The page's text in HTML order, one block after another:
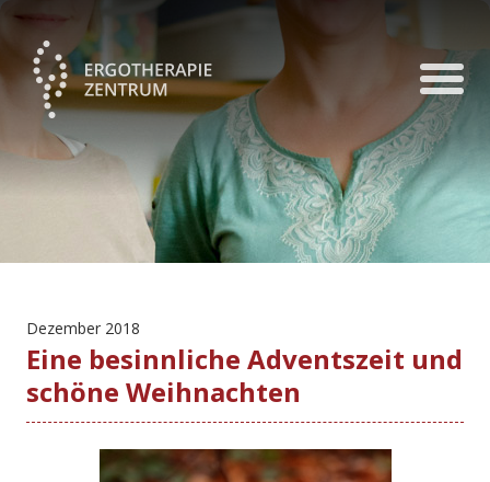
Dezember 2018
Eine besinnliche Adventszeit und
schöne Weihnachten